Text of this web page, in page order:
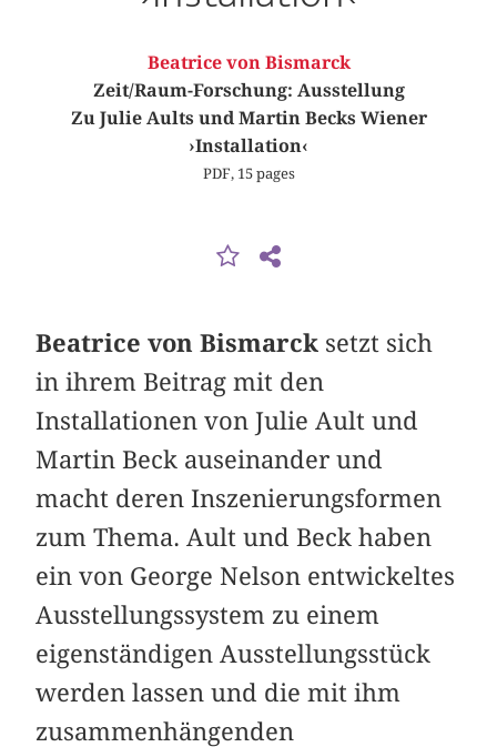
Beatrice von Bismarck
Zeit/Raum-Forschung: Ausstellung
Zu Julie Aults und Martin Becks Wiener
›Installation‹
PDF, 15 pages
Beatrice von Bismarck setzt sich
in ihrem Beitrag mit den
Installationen von Julie Ault und
Martin Beck auseinander und
macht deren Inszenierungsformen
zum Thema. Ault und Beck haben
ein von George Nelson entwickeltes
Ausstellungssystem zu einem
eigenständigen Ausstellungsstück
werden lassen und die mit ihm
zusammenhängenden